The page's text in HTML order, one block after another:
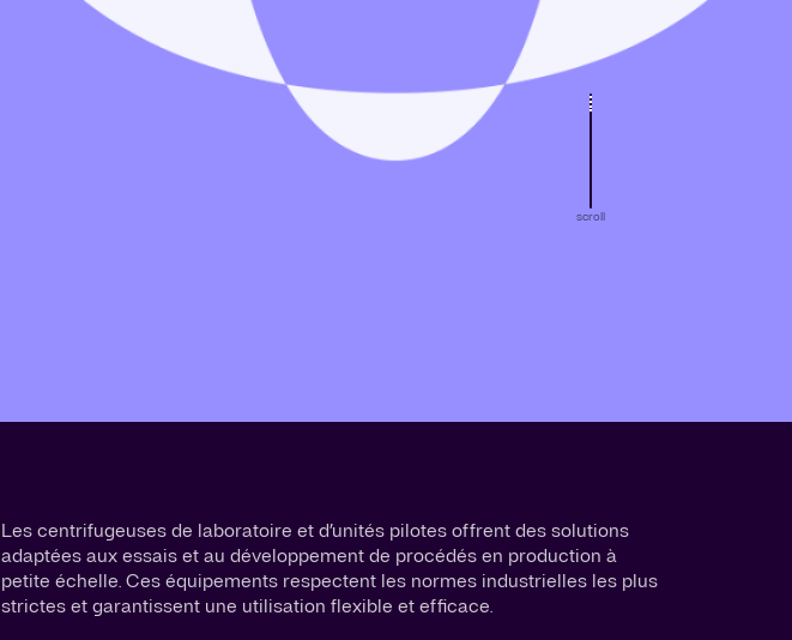
scroll
Les centrifugeuses de laboratoire et d’unités pilotes offrent des solutions
adaptées aux essais et au développement de procédés en production à
petite échelle. Ces équipements respectent les normes industrielles les plus
strictes et garantissent une utilisation flexible et efficace.